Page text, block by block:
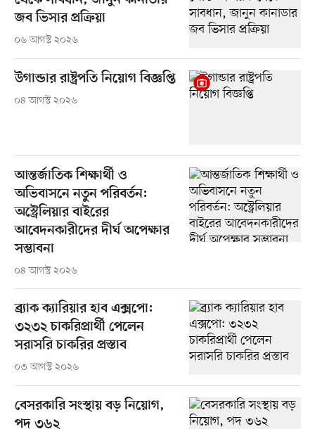
জব ভিসার প্রক্রিয়া
০৬ আগস্ট ২০২৬
উগান্ডার রাষ্ট্রপতি নিয়োগ বিজ্ঞপ্তি
০৪ আগস্ট ২০২৬
আন্তর্জাতিক শিক্ষার্থী ও
অভিবাসনে নতুন পরিবর্তন:
অস্ট্রেলিয়ার বাইরের
আবেদনকারীদের দীর্ঘ অপেক্ষার
সম্ভাবনা
০৪ আগস্ট ২০২৬
ব্র্যাক ক্যারিয়ার হাব এক্সপো:
৩২৩২ চাকরিপ্রার্থী পেলেন
সরাসরি চাকরির প্রস্তাব
০৩ আগস্ট ২০২৬
বেসরকারি সংস্থায় বড় নিয়োগ,
পদ ৩৬২